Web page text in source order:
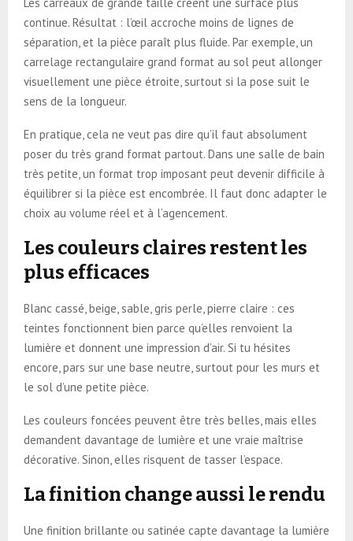
continue. Résultat : l’œil accroche moins de lignes de
séparation, et la pièce paraît plus fluide. Par exemple, un
carrelage rectangulaire grand format au sol peut allonger
visuellement une pièce étroite, surtout si la pose suit le
sens de la longueur.
En pratique, cela ne veut pas dire qu’il faut absolument
poser du très grand format partout. Dans une salle de bain
très petite, un format trop imposant peut devenir difficile à
équilibrer si la pièce est encombrée. Il faut donc adapter le
choix au volume réel et à l’agencement.
Les couleurs claires restent les
plus efficaces
Blanc cassé, beige, sable, gris perle, pierre claire : ces
teintes fonctionnent bien parce qu’elles renvoient la
lumière et donnent une impression d’air. Si tu hésites
encore, pars sur une base neutre, surtout pour les murs et
le sol d’une petite pièce.
Les couleurs foncées peuvent être très belles, mais elles
demandent davantage de lumière et une vraie maîtrise
décorative. Sinon, elles risquent de tasser l’espace.
La finition change aussi le rendu
Une finition brillante ou satinée capte davantage la lumière